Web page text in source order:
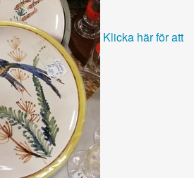
Klicka här för att